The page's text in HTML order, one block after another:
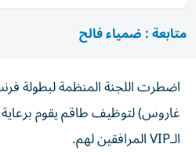
متابعة : ضمياء فالح
اضطرت اللجنة المنظمة لبطولة
غاروس) لتوظيف طاقم يقوم
الـVIP المرافقين لهم.